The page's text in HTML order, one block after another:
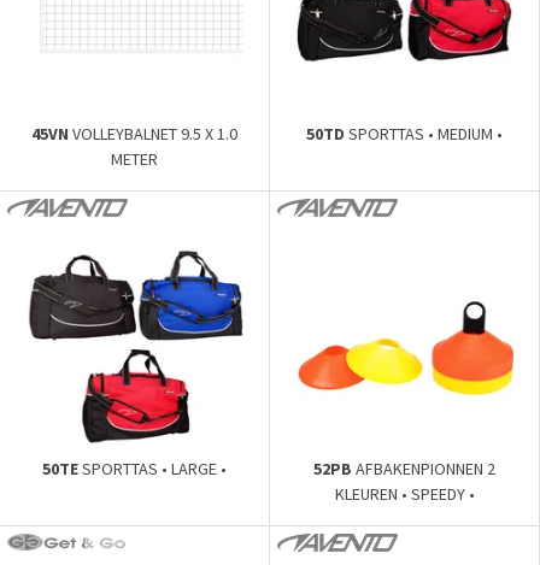
45VN VOLLEYBALNET 9.5 X 1.0
METER
50TD SPORTTAS • MEDIUM •
50TESPORTTAS • LARGE • 52PB AFBAKENPIONNEN 2
KLEUREN • SPEEDY •